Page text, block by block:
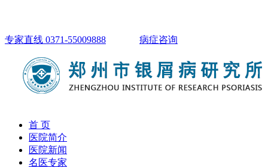
专家直线 0371-55009888 病症咨询
首 页
医院简介
医院新闻
名医专家